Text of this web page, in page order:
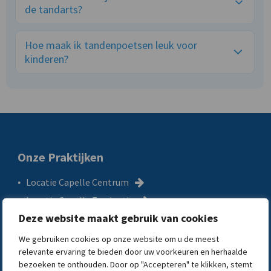
Deze website maakt gebruik van cookies
We gebruiken cookies op onze website om u de meest
relevante ervaring te bieden door uw voorkeuren en herhaalde
bezoeken te onthouden. Door op "Accepteren" te klikken, stemt
de tandarts?
doorkomen.
Hoe maak ik tandenpoetsen leuk voor
kinderen?
Onze Praktijken
Locatie Capelle Centrum
Locatie Capelle Fascinatio
Locatie Capelle Oostgaarde
Locatie Capelle Schollevaar
Locatie s-Gravenland